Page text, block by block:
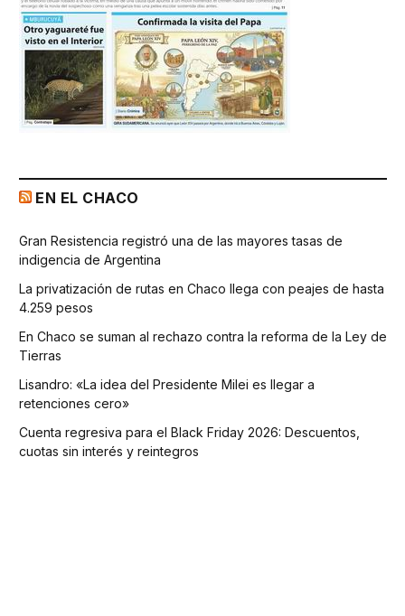
EN EL CHACO
Gran Resistencia registró una de las mayores tasas de
indigencia de Argentina
La privatización de rutas en Chaco llega con peajes de hasta
4.259 pesos
En Chaco se suman al rechazo contra la reforma de la Ley de
Tierras
Lisandro: «La idea del Presidente Milei es llegar a
retenciones cero»
Cuenta regresiva para el Black Friday 2026: Descuentos,
cuotas sin interés y reintegros